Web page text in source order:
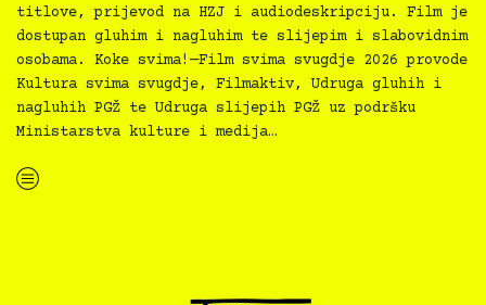
titlove, prijevod na HZJ i audiodeskripciju. Film je
dostupan gluhim i nagluhim te slijepim i slabovidnim
osobama. Koke svima!—Film svima svugdje 2026 provode
Kultura svima svugdje, Filmaktiv, Udruga gluhih i
nagluhih PGŽ te Udruga slijepih PGŽ uz podršku
Ministarstva kulture i medija…
“Koke svima — inkluzivna Film svima x Kino Mediteran projekcija u Ljetnom kinu Bačvice”